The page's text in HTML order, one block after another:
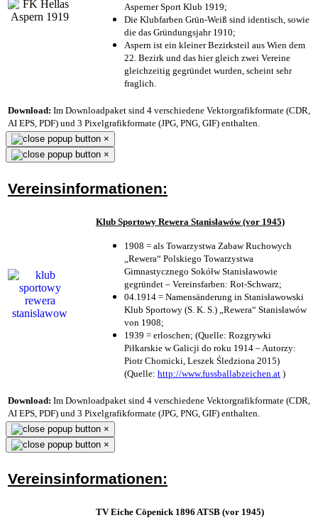
Asperner Sport Klub 1919;
Die Klubfarben Grün-Weiß sind identisch, sowie
die das Gründungsjahr 1910;
Aspern ist ein kleiner Bezirksteil aus Wien dem
22. Bezirk und das hier gleich zwei Vereine
gleichzeitig gegründet wurden, scheint sehr
fraglich.
Download: Im Downloadpaket sind 4 verschiedene Vektorgrafikformate (CDR,
AI EPS, PDF) und 3 Pixelgrafikformate (JPG, PNG, GIF) enthalten.
×
×
Vereinsinformationen:
Klub Sportowy Rewera Stanisławów (vor 1945)
1908 = als Towarzystwa Zabaw Ruchowych
„Rewera“ Polskiego Towarzystwa
Gimnastycznego Sokółw Stanisławowie
gegründet – Vereinsfarben: Rot-Schwarz;
04.1914 = Namensänderung in Stanisławowski
Klub Sportowy (S. K. S.) „Rewera“ Stanisławów
von 1908;
1939 = erloschen; (Quelle: Rozgrywki
Piłkarskie w Galicji do roku 1914 – Autorzy:
Piotr Chomicki, Leszek Śledziona 2015)
(Quelle: http://www.fussballabzeichen.at )
Download: Im Downloadpaket sind 4 verschiedene Vektorgrafikformate (CDR,
AI EPS, PDF) und 3 Pixelgrafikformate (JPG, PNG, GIF) enthalten.
×
×
Vereinsinformationen:
TV Eiche Cöpenick 1896 ATSB (vor 1945)